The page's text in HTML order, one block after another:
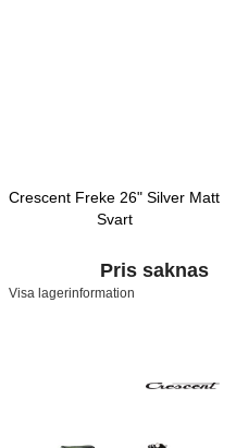
Crescent Freke 26" Silver Matt
Svart
Pris saknas
Visa lagerinformation